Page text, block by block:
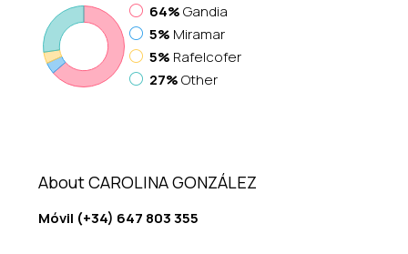
64%Gandia
5% Miramar
5% Rafelcofer
27%Other
About CAROLINA GONZÁLEZ
Móvil (+34) 647 803 355